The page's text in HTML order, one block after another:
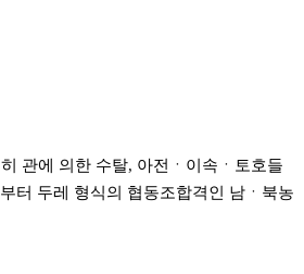
관에 의한 수탈, 아전ㆍ이속ㆍ토호들
터 두레 형식의 협동조합격인 남ㆍ북농